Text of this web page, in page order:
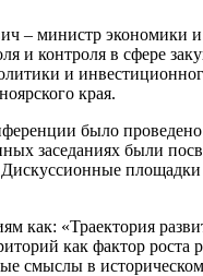
– министр экономики и
и контроля в сфере
и
края.
было
заседаниях были
как: «Траектория
как фактор
смыслы в